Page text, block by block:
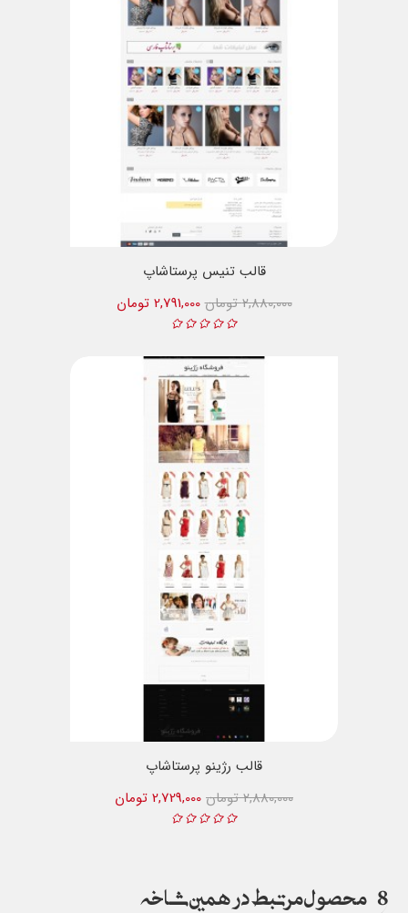
قالب تنیس پرستاشاپ
2,791,000 تومان
2,880,000 تومان
قالب رژینو پرستاشاپ
2,729,000 تومان
2,880,000 تومان
8 محصول مرتبط در همین شاخه